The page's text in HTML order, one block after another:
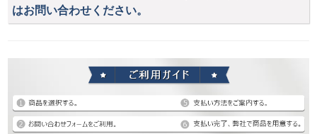
はお問い合わせください。